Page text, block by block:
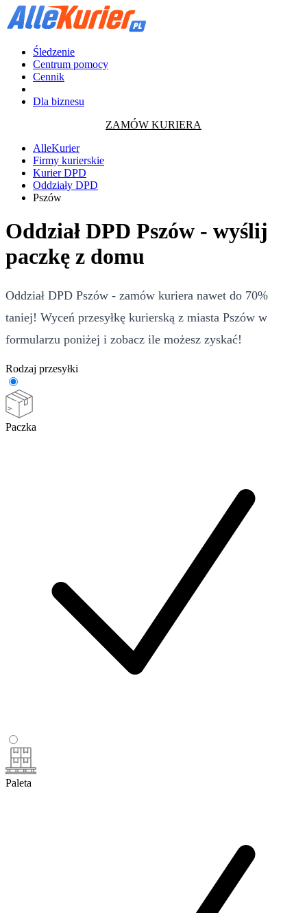
Śledzenie
Centrum pomocy
Cennik
Dla biznesu
ZAMÓW KURIERA
AlleKurier
Firmy kurierskie
Kurier DPD
Oddziały DPD
Pszów
Oddział DPD Pszów - wyślij
paczkę z domu
Oddział DPD Pszów - zamów kuriera nawet do 70%
taniej! Wyceń przesyłkę kurierską z miasta Pszów w
formularzu poniżej i zobacz ile możesz zyskać!
Rodzaj przesyłki
Paczka
Paleta